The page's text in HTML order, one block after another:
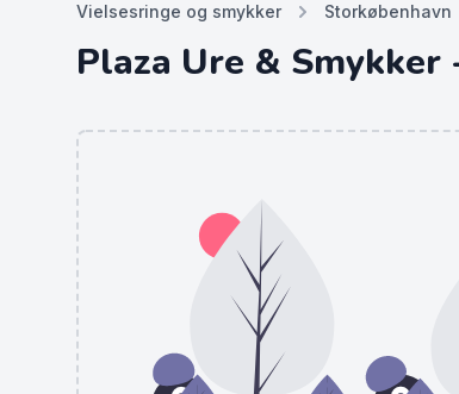
Vielsesringe og smykker Storkøbenhavn
Plaza Ure & Smykker